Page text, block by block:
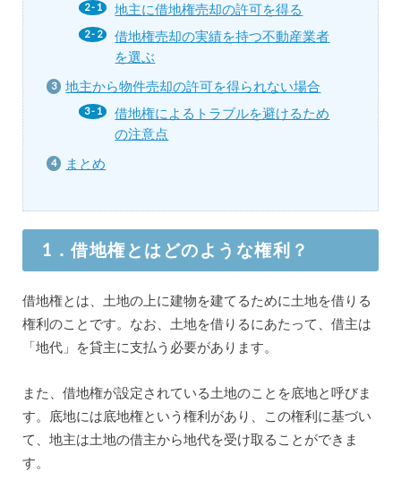
地主に借地権売却の許可を得る
借地権売却の実績を持つ不動産業者
を選ぶ
地主から物件売却の許可を得られない場合
借地権によるトラブルを避けるため
の注意点
まとめ
1．借地権とはどのような権利？
借地権とは、土地の上に建物を建てるために土地を借りる
権利のことです。なお、土地を借りるにあたって、借主は
「地代」を貸主に支払う必要があります。
また、借地権が設定されている土地のことを底地と呼びま
す。底地には底地権という権利があり、この権利に基づい
て、地主は土地の借主から地代を受け取ることができま
す。